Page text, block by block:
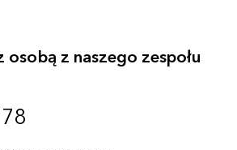
z naszego zespołu